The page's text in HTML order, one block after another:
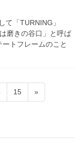
て「TURNING」
磨きの谷口」と呼ば
トフレームのこと
固
定
ジ
15 »